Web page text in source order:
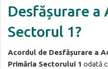
Desfășurare
Sectorul 1?
Acordul de Desfășurare a
Primăria Sectorului 1 odată